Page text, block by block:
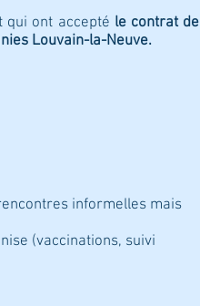
qui ont accepté le contrat de
Louvain-la-Neuve.
informelles mais
(vaccinations, suivi